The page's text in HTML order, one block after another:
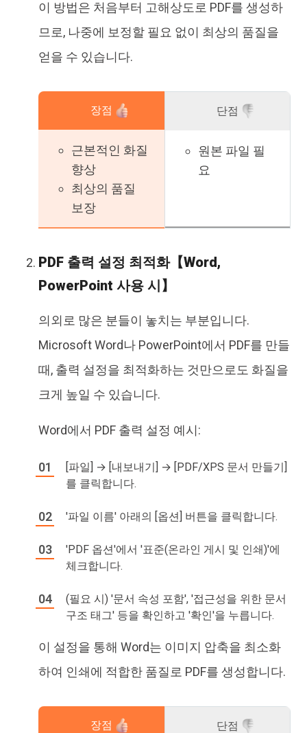
이 방법은 처음부터 고해상도로 PDF를 생성하
므로, 나중에 보정할 필요 없이 최상의 품질을
얻을 수 있습니다.
장점
근본적인 화질
향상
최상의 품질
보장
단점
원본 파일 필
요
PDF 출력 설정 최적화【Word,
PowerPoint 사용 시】
의외로 많은 분들이 놓치는 부분입니다.
Microsoft Word나 PowerPoint에서 PDF를 만들
때, 출력 설정을 최적화하는 것만으로도 화질을
크게 높일 수 있습니다.
Word에서 PDF 출력 설정 예시:
[파일] → [내보내기] → [PDF/XPS 문서 만들기]
를 클릭합니다.
'파일 이름' 아래의 [옵션] 버튼을 클릭합니다.
'PDF 옵션'에서 '표준(온라인 게시 및 인쇄)'에
체크합니다.
(필요 시) '문서 속성 포함', '접근성을 위한 문서
구조 태그' 등을 확인하고 '확인'을 누릅니다.
이 설정을 통해 Word는 이미지 압축을 최소화
하여 인쇄에 적합한 품질로 PDF를 생성합니다.
장점 단점